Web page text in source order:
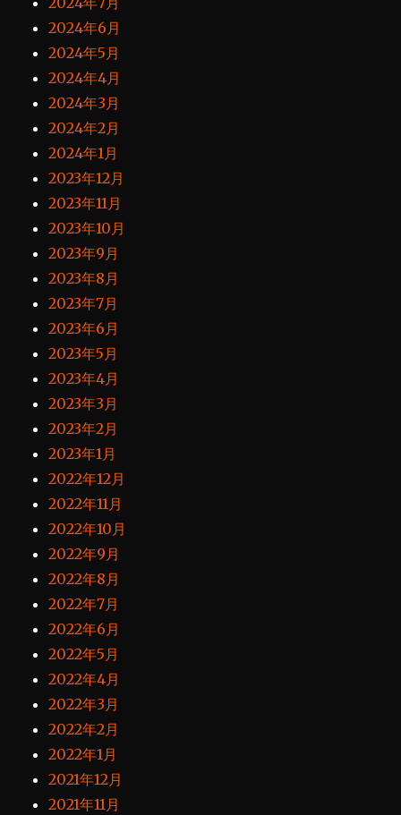
2024年6月
2024年5月
2024年4月
2024年3月
2024年2月
2024年1月
2023年12月
2023年11月
2023年10月
2023年9月
2023年8月
2023年7月
2023年6月
2023年5月
2023年4月
2023年3月
2023年2月
2023年1月
2022年12月
2022年11月
2022年10月
2022年9月
2022年8月
2022年7月
2022年6月
2022年5月
2022年4月
2022年3月
2022年2月
2022年1月
2021年12月
2021年11月